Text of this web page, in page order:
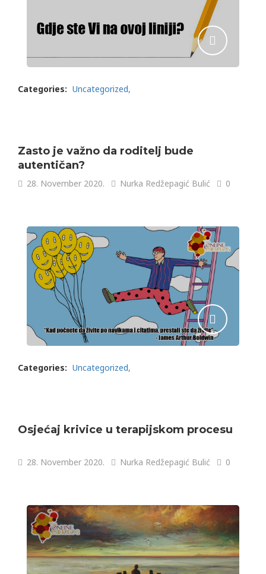
Categories: Uncategorized
Zasto je važno da roditelj bude
autentičan?
28. November 2020. Nurka Redžepagić Bulić 0
Categories: Uncategorized
Osjećaj krivice u terapijskom procesu
28. November 2020. Nurka Redžepagić Bulić 0